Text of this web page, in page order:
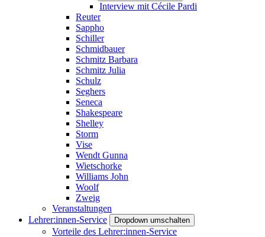
Interview mit Cécile Pardi
Reuter
Sappho
Schiller
Schmidbauer
Schmitz Barbara
Schmitz Julia
Schulz
Seghers
Seneca
Shakespeare
Shelley
Storm
Vise
Wendt Gunna
Wietschorke
Williams John
Woolf
Zweig
Veranstaltungen
Lehrer:innen-Service
Dropdown umschalten
Vorteile des Lehrer:innen-Service